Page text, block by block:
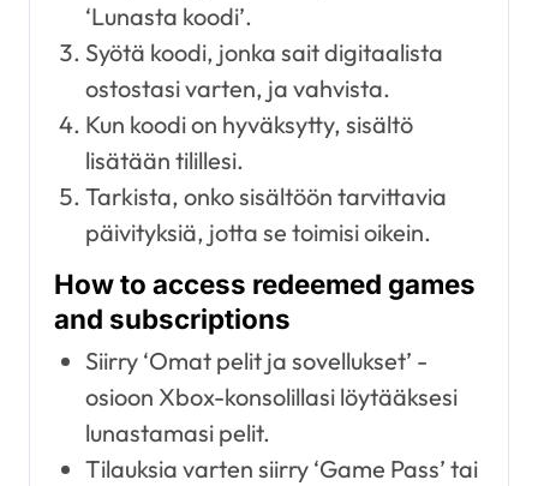
‘Lunasta koodi’.
Syötä koodi, jonka sait digitaalista
ostostasi varten, ja vahvista.
Kun koodi on hyväksytty, sisältö
lisätään tilillesi.
Tarkista, onko sisältöön tarvittavia
päivityksiä, jotta se toimisi oikein.
How to access redeemed games
and subscriptions
Siirry ‘Omat pelit ja sovellukset’ -
osioon Xbox-konsolillasi löytääksesi
lunastamasi pelit.
Tilauksia varten siirry ‘Game Pass’ tai